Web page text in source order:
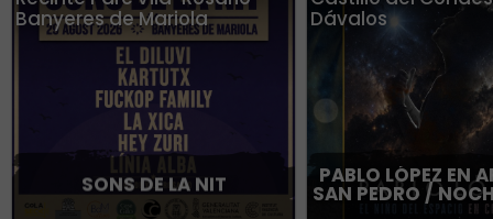
Banyeres de Mariola
SONS DE LA NIT
Dávalos
PABLO LÓPEZ EN
SAN PEDRO /